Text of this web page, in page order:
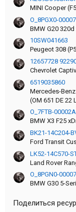
MINI Cooper
O_8PGX0-
BMW G20 320d
10SW041663
Peugeot 308
12657728
Chevrolet
6519035860
Mercedes-Benz
(OM 651 DE 22
O_7FTB-
BMW X3 F25
BK21-14C204-
Ford Transit
LK52-14C570-
Land Rover
O_8PGN0-
BMW G30 5-
Поделиться